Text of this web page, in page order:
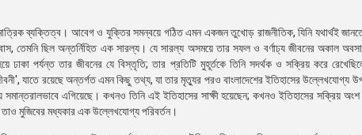
ব্যক্তিত্ব। আবেগ ও যুক্তির সমন্বয়ে গঠিত এমন একজন তুখোড় রাজনীতিক, যিনি যথার্থই
তেমনি ছিল অন্তর্নিহিত এক সারল্য। যে সারল্য অসময়ে তার সফল ও বর্ণাঢ্য জীবনের অকাল
ঢাকা পর্যন্ত তার জীবনের যে বিস্তৃতি; তার প্রতিটি মুহূর্তকে তিনি সদর্থক ও সক্রিয় করে
যাতে রয়েছে অন্তর্গত এমন কিছু তথ্য, যা তার মৃত্যুর পরও বাংলাদেশের ইতিহাসের উল্লেখযোগ্য
সমান্তরালভাবে এগিয়েছে। কখনও তিনি এই ইতিহাসের সাক্ষী হয়েছেন; কখনও ইতিহাসের সক্রিয়
তাও মুজিবের মধ্যকার এক উল্লেখযোগ্য পরিবর্তন।